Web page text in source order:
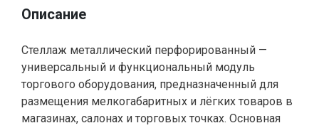
Описание
Стеллаж металлический перфорированный —
универсальный и функциональный модуль
торгового оборудования, предназначенный для
размещения мелкогабаритных и лёгких товаров в
магазинах, салонах и торговых точках. Основная